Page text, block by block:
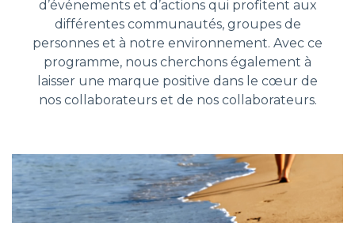
d’événements et d’actions qui profitent aux
différentes communautés, groupes de
personnes et à notre environnement. Avec ce
programme, nous cherchons également à
laisser une marque positive dans le cœur de
nos collaborateurs et de nos collaborateurs.